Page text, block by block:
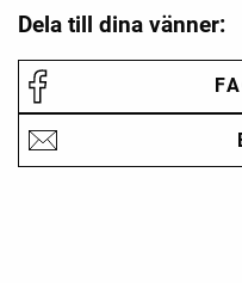
Dela till dina vänner: